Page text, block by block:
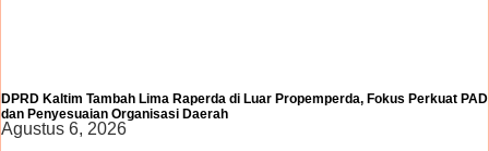
DPRD Kaltim Tambah Lima Raperda di Luar Propemperda, Fokus Perkuat PAD
dan Penyesuaian Organisasi Daerah
Agustus 6, 2026